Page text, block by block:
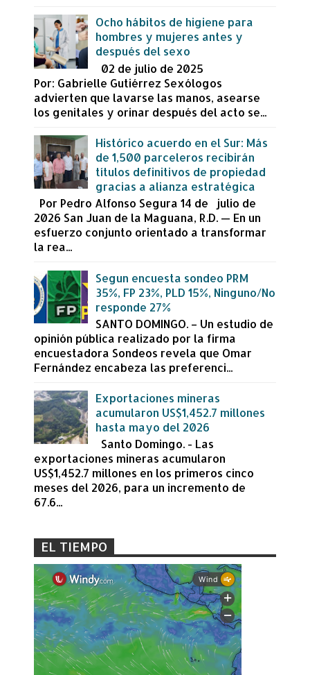
Ocho hábitos de higiene para
hombres y mujeres antes y
después del sexo
02 de julio de 2025
Por: Gabrielle Gutiérrez Sexólogos
advierten que lavarse las manos, asearse
los genitales y orinar después del acto se...
Histórico acuerdo en el Sur: Más
de 1,500 parceleros recibirán
títulos definitivos de propiedad
gracias a alianza estratégica
Por Pedro Alfonso Segura 14 de julio de
2026 San Juan de la Maguana, R.D. — En un
esfuerzo conjunto orientado a transformar
la rea...
Segun encuesta sondeo PRM
35%, FP 23%, PLD 15%, Ninguno/No
responde 27%
SANTO DOMINGO. – Un estudio de
opinión pública realizado por la firma
encuestadora Sondeos revela que Omar
Fernández encabeza las preferenci...
Exportaciones mineras
acumularon US$1,452.7 millones
hasta mayo del 2026
Santo Domingo. - Las
exportaciones mineras acumularon
US$1,452.7 millones en los primeros cinco
meses del 2026, para un incremento de
67.6...
EL TIEMPO